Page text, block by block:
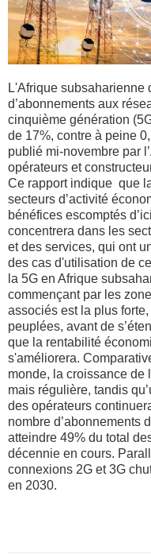
L'Afrique subsaharienne
d’abonnements aux
cinquième génération
de 17%, contre à peine
publié mi-novembre par
opérateurs et
Ce rapport indique que
secteurs d’activité
bénéfices escomptés
concentrera dans les
et des services, qui ont
des cas d'utilisation de
la 5G en Afrique
commençant par les
associés est la plus
peuplées, avant de
que la rentabilité
s'améliorera.
monde, la croissance de
mais régulière, tandis
des opérateurs
nombre d’abonnements
atteindre 49% du total
décennie en cours.
connexions 2G et 3G
en 2030.